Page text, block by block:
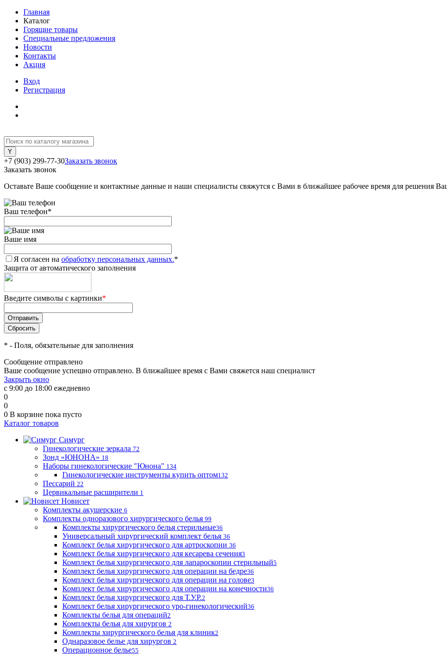
Главная
Каталог
Горящие товары
Специальные предложения
Новости
Контакты
Акция
Вход
Регистрация
+7 (903) 299-77-30Заказать звонок
Заказать звонок
Оставьте Ваше сообщение и контактные данные и наши специалисты свяжутся с Вами в ближайшее рабочее время для решения
Ваш телефон*
Ваше имя
Я согласен на обработку персональных данных.*
Защита от автоматического заполнения
Введите символы с картинки*
* - Поля, обязательные для заполнения
Сообщение отправлено
Ваше сообщение успешно отправлено. В ближайшее время с Вами свяжется наш специалист
Закрыть окно
с 9:00 до 18:00 ежедневно
0
0
0 В корзине пока пусто
Каталог товаров
Симург
Гинекологические зеркала 72
Зонд «ЮНОНА» 18
Наборы гинекологические "Юнона" 134
Гинекологические инструменты купить оптом132
Пессарий 22
Цервикальные расширители 1
Новисет
Комплекты акушерские 6
Комплекты одноразового хирургического белья 99
Комплекты хирургического белья стерильные36
Универсальный хирургический комплект белья 36
Комплект белья хирургического для артроскопии 36
Комплект белья хирургического для кесарева сечения3
Комплект белья хирургического для лапароскопии стерильный5
Комплект белья хирургического для операции на бедре36
Комплект белья хирургического для операции на голове3
Комплект белья хирургического для операции на конечности36
Комплект белья хирургического для Т.У.Р.2
Комплект белья хирургического уро-гинекологический36
Комплекты белья для операций2
Комплекты белья для хирургов 2
Комплекты хирургического белья для клиник2
Однаразовое белье для хирургов 2
Операционное белье55